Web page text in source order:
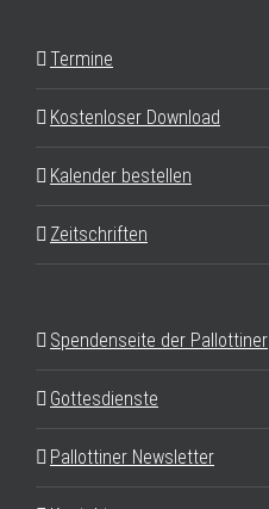
Termine
Kostenloser Download
Kalender bestellen
Zeitschriften
Spendenseite der Pallottiner
Gottesdienste
Pallottiner Newsletter